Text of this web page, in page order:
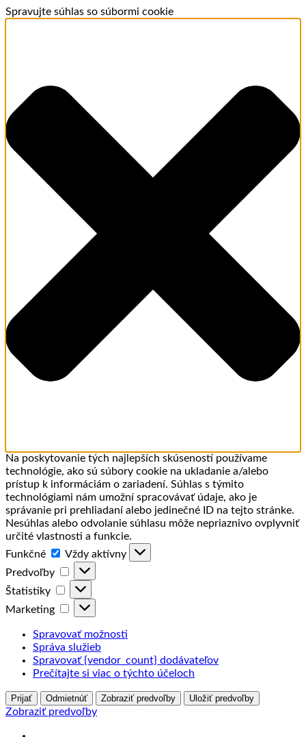
Spravujte súhlas so súbormi cookie
Na poskytovanie tých najlepších skúseností používame
technológie, ako sú súbory cookie na ukladanie a/alebo
prístup k informáciám o zariadení. Súhlas s týmito
technológiami nám umožní spracovávať údaje, ako je
správanie pri prehliadaní alebo jedinečné ID na tejto stránke.
Nesúhlas alebo odvolanie súhlasu môže nepriaznivo ovplyvniť
určité vlastnosti a funkcie.
Funkčné
Funkčné
Vždy aktívny
Predvoľby
Predvoľby
Štatistiky Štatistiky
Marketing Marketing
Spravovať možnosti
Správa služieb
Spravovať {vendor_count} dodávateľov
Prečítajte si viac o týchto účeloch
Prijať Odmietnúť Zobraziť predvoľby Uložiť predvoľby
Zobraziť predvoľby
Dobrý deň. Vitajte v Mementolux.sk
Som Aroma, pomôžem Vám nájsť Vašu dokonalú vôňu.
Dovoľte mi poradiť Vám s výberom.
Welcome. I am also available to assist you in English.
🎁 HĽADÁM DARČEK
🏠 VÔNE DO DOMÁCNOSTI